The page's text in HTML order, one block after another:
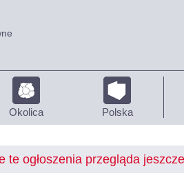
Okolica Polska
te ogłoszenia przegląda